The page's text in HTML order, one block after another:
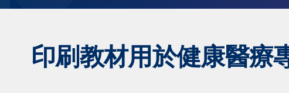
印刷教材用於健康醫療